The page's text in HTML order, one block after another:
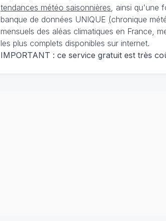
tendances météo saisonnières , ainsi
banque de données UNIQUE (chronique
mensuels des aléas climatiques en France,
les plus complets disponibles sur internet.
IMPORTANT : ce service gratuit est très